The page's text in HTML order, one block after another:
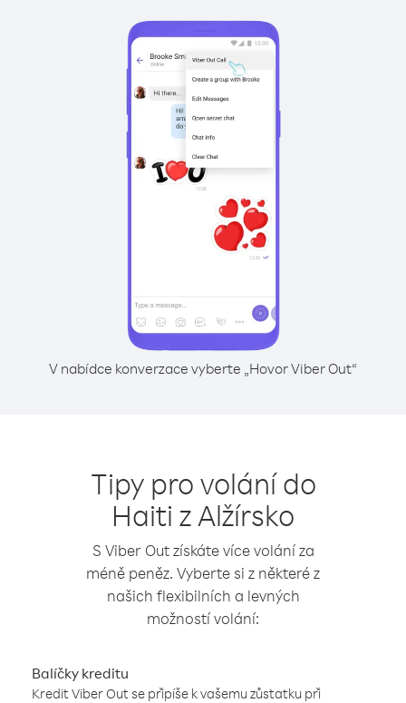
V nabídce konverzace vyberte „Hovor Viber Out“
Tipy pro volání do
Haiti z Alžírsko
S Viber Out získáte více volání za
méně peněz. Vyberte si z některé z
našich flexibilních a levných
možností volání:
Balíčky kreditu
Kredit Viber Out se připíše k vašemu zůstatku při